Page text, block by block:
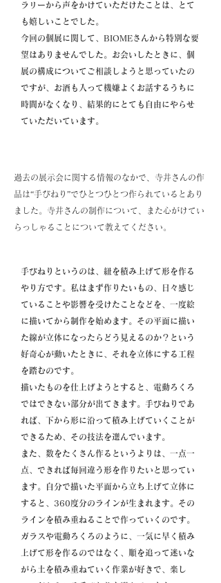
ラリーから声をかけていただけたことは、とて
も嬉しいことでした。
今回の個展に関して、BIOMEさんから特別な要
望はありませんでした。お会いしたときに、個
展の構成についてご相談しようと思っていたの
ですが、お酒も入って機嫌よくお話するうちに
時間がなくなり、結果的にとても自由にやらせ
ていただいています。
過去の展示会に関する情報のなかで、寺井さんの作
品は“手びねり”でひとつひとつ作られているとあり
ました。寺井さんの制作について、また心がけてい
らっしゃることについて教えてください。
手びねりというのは、紐を積み上げて形を作る
やり方です。私はまず作りたいもの、日々感じ
ていることや影響を受けたことなどを、一度絵
に描いてから制作を始めます。その平面に描い
た線が立体になったらどう見えるのか？という
好奇心が動いたときに、それを立体にする工程
を踏むのです。
描いたものを仕上げようとすると、電動ろくろ
ではできない部分が出てきます。手びねりであ
れば、下から形に沿って積み上げていくことが
できるため、その技法を選んでいます。
また、数をたくさん作るというよりは、一点一
点、できれば毎回違う形を作りたいと思ってい
ます。自分で描いた平面から立ち上げて立体に
すると、360度分のラインが生まれます。その
ラインを積み重ねることで作っていくのです。
ガラスや電動ろくろのように、一気に早く積み
上げて形を作るのではなく、順を追って迷いな
がら土を積み重ねていく作業が好きで、楽し